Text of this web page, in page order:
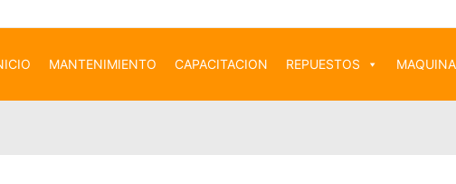
MANTENIMIENTO CAPACITACION REPUESTOS